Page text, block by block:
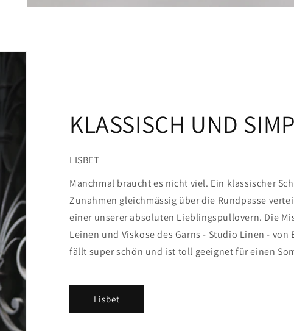
KLASSISCH UND
LISBET
Manchmal braucht es nicht viel. Ein klassischer
Zunahmen gleichmässig über die Rundpasse
einer unserer absoluten Lieblingspullovern. Die
Leinen und Viskose des Garns - Studio Linen - von
fällt super schön und ist toll geeignet für einen
Lisbet